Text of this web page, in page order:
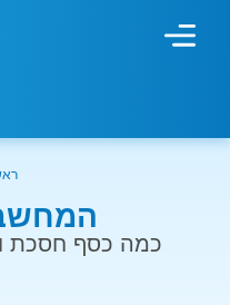
כמה כסף חסכת